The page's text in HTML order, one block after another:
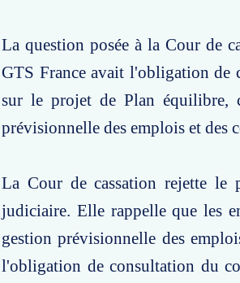
La question posée à la Cour de
GTS France avait l'obligation de
sur le projet de Plan équilibre,
prévisionnelle des emplois et des
La Cour de cassation rejette
judiciaire. Elle rappelle que les
gestion prévisionnelle des
l'obligation de consultation du